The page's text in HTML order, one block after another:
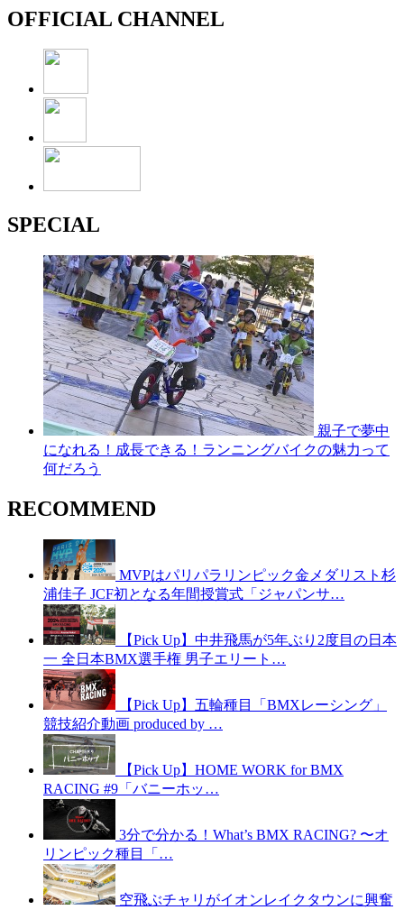
OFFICIAL CHANNEL
SPECIAL
親子で夢中
になれる！成長できる！ランニングバイクの魅力って
何だろう
RECOMMEND
MVPはパリパラリンピック金メダリスト杉
浦佳子 JCF初となる年間授賞式「ジャパンサ…
【Pick Up】中井飛馬が5年ぶり2度目の日本
一 全日本BMX選手権 男子エリート…
【Pick Up】五輪種目「BMXレーシング」
競技紹介動画 produced by …
【Pick Up】HOME WORK for BMX
RACING #9「バニーホッ…
3分で分かる！What’s BMX RACING? 〜オ
リンピック種目「…
空飛ぶチャリがイオンレイクタウンに興奮